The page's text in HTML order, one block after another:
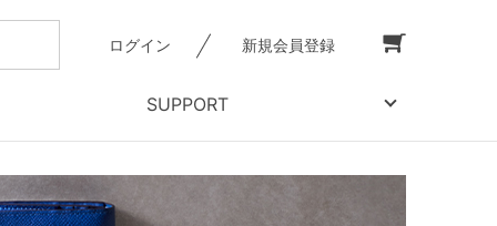
ログイン 新規会員登録
SUPPORT